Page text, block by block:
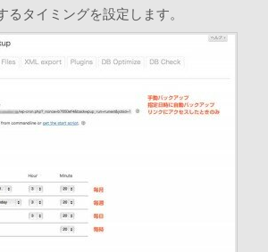
るタイミングを設定します。